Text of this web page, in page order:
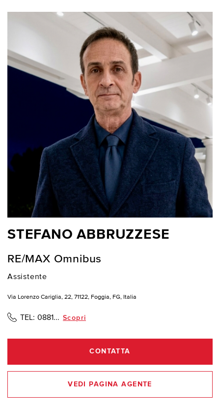
STEFANO ABBRUZZESE
RE/MAX Omnibus
Assistente
Via Lorenzo Cariglia, 22, 71122, Foggia, FG, Italia
TEL: 0881... Scopri
CONTATTA
VEDI PAGINA AGENTE